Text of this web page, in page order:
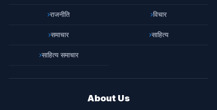
राजनीति विचार
समाचार साहित्य
साहित्य समाचार
About Us